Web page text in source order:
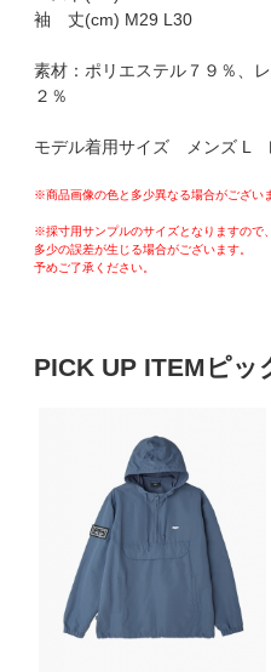
袖 丈(cm) M29 L30
素材：ポリエステル７９％、
２％
モデル着用サイズ メンズ L
※商品画像の色と多少異なる場合がござい
※採寸用サンプルのサイズとなりますので
多少の誤差が生じる場合がございます。
予めご了承ください。
PICK UP ITEM ピッ